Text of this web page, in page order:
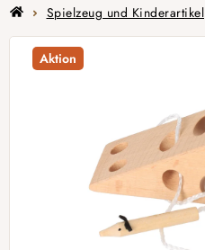
StartseiteSpielzeug und Kinderartikel
Aktion